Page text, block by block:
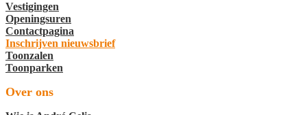
Vestigingen
Openingsuren
Contactpagina
Inschrijven nieuwsbrief
Toonzalen
Toonparken
Over ons